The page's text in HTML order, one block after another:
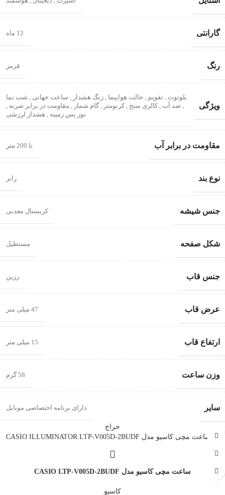
گارانتی 12 ماه
رنگ قرمز
ویژگی
بلوتوث , تقویم , حالت هواپیما , زنگ هشدار , ساعت جهانی , شب‌ نما
, ضد آب , کالری سنج , کرنومتر , گام شمار , مقاومت در برابر ضربه ,
نور پس زمینه , هشدار لرزشی
مقاومت در برابر آب تا 200 متر
نوع بند رابر
جنس شیشه کریستال معدنی
شکل صفحه مستطیل
جنس قاب رزین
عرض قاب 47 میلی متر
ارتفاع قاب 15 میلی متر
وزن ساعت 58 گرم
سایر دارای برنامه اختصاصی موبایل
حراج
ساعت مچی کاسیو مدل CASIO LTP-V005D-2BUDF
کاسیو